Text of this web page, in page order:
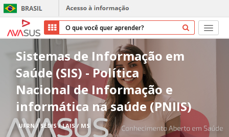
Início
Cursos
Parceiros
Sobre nós
Sistemas de Informação em
Saúde (SIS) - Política
Nacional de Informação e
informática na saúde (PNIIS)
UFRN / SEDIS / LAIS / MS